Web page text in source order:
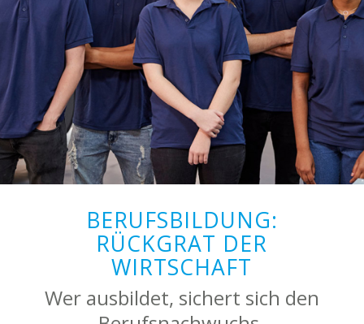
BERUFSBILDUNG:
RÜCKGRAT DER
WIRTSCHAFT
Wer ausbildet, sichert sich den